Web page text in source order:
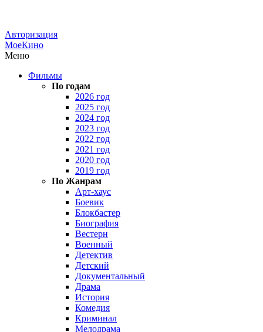
Авторизация
МоеКино
Меню
Фильмы
По годам
2026 год
2025 год
2024 год
2023 год
2022 год
2021 год
2020 год
2019 год
По Жанрам
Арт-хаус
Боевик
Блокбастер
Биография
Вестерн
Военный
Детектив
Детский
Документальный
Драма
История
Комедия
Криминал
Мелодрама